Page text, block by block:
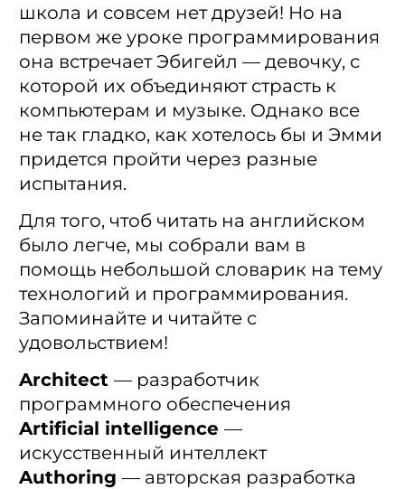
школа и совсем нет друзей! Но на
первом же уроке программирования
она встречает Эбигейл — девочку, с
которой их объединяют страсть к
компьютерам и музыке. Однако все
не так гладко, как хотелось бы и Эмми
придется пройти через разные
испытания.
Для того, чтоб читать на английском
было легче, мы собрали вам в
помощь небольшой словарик на тему
технологий и программирования.
Запоминайте и читайте с
удовольствием!
Architect — разработчик
программного обеспечения
Artificial intelligence —
искусственный интеллект
Authoring — авторская разработка